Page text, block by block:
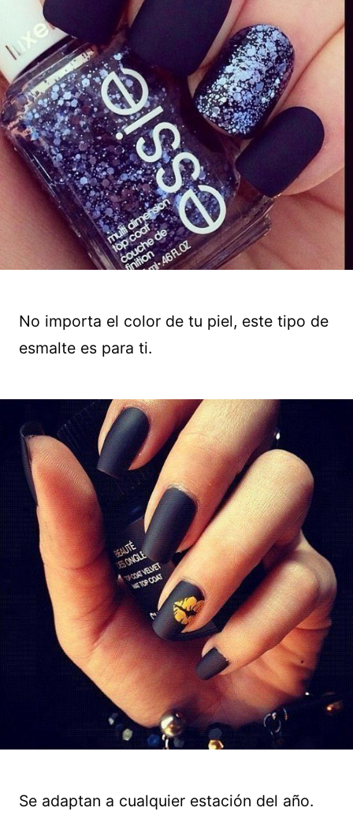
No importa el color de tu piel, este tipo de
esmalte es para ti.
Se adaptan a cualquier estación del año.